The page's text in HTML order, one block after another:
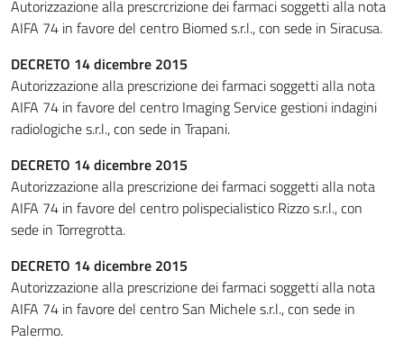
Autorizzazione alla prescrcrizione dei farmaci soggetti alla nota
AIFA 74 in favore del centro Biomed s.r.l., con sede in Siracusa.
DECRETO 14 dicembre 2015
Autorizzazione alla prescrizione dei farmaci soggetti alla nota
AIFA 74 in favore del centro Imaging Service gestioni indagini
radiologiche s.r.l., con sede in Trapani.
DECRETO 14 dicembre 2015
Autorizzazione alla prescrizione dei farmaci soggetti alla nota
AIFA 74 in favore del centro polispecialistico Rizzo s.r.l., con
sede in Torregrotta.
DECRETO 14 dicembre 2015
Autorizzazione alla prescrizione dei farmaci soggetti alla nota
AIFA 74 in favore del centro San Michele s.r.l., con sede in
Palermo.